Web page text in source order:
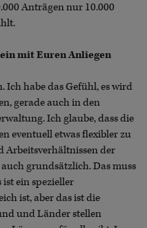
Anträgen nur 10.000
mit Euren Anliegen
Ich habe das Gefühl, es wird
gerade auch in den
Ich glaube, dass die
eventuell etwas flexibler zu
Arbeitsverhältnissen der
grundsätzlich. Das muss
ein spezieller
ist, aber das ist die
und Länder stellen